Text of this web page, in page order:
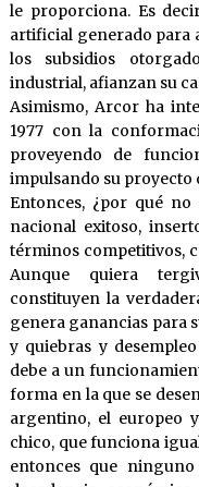
le proporciona. Es
artificial generado para
los subsidios
industrial, afianzan su
Asimismo, Arcor ha
1977 con la
proveyendo de
impulsando su proyecto
Entonces, ¿por qué
nacional exitoso,
términos competitivos,
Aunque quiera
constituyen la
genera ganancias para
y quiebras y
debe a un
forma en la que se
argentino, el europeo
chico, que funciona
entonces que